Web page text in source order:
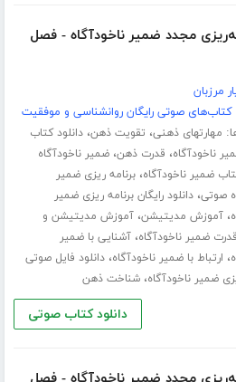
مجدد ضمیر ناخودآگاه - فصل
مرزبان
کتاب‌های صوتی رایگان روانشناسی و موفقیت
مهارت­های ذهنی، تقویت ذهن،دانلود کتاب
ناخودآگاه، قدرت ذهن،ضمیر ناخودآگاه
ضمیر ناخودآگاه،برنامه ریزی ضمیر
صوتی،دانلود رایگان برنامه ریزی ضمیر
،آموزش مدیتیشن،آموزش مدیتیشن و
قدرت ضمیر ناخودآگاه،آشنایی با ضمیر
، ارتباط با ضمیر ناخودآگاه،دانلود فایل صوتی
ضمیر ناخودآگاه،شناخت ذهن
دانلود کتاب صوتی